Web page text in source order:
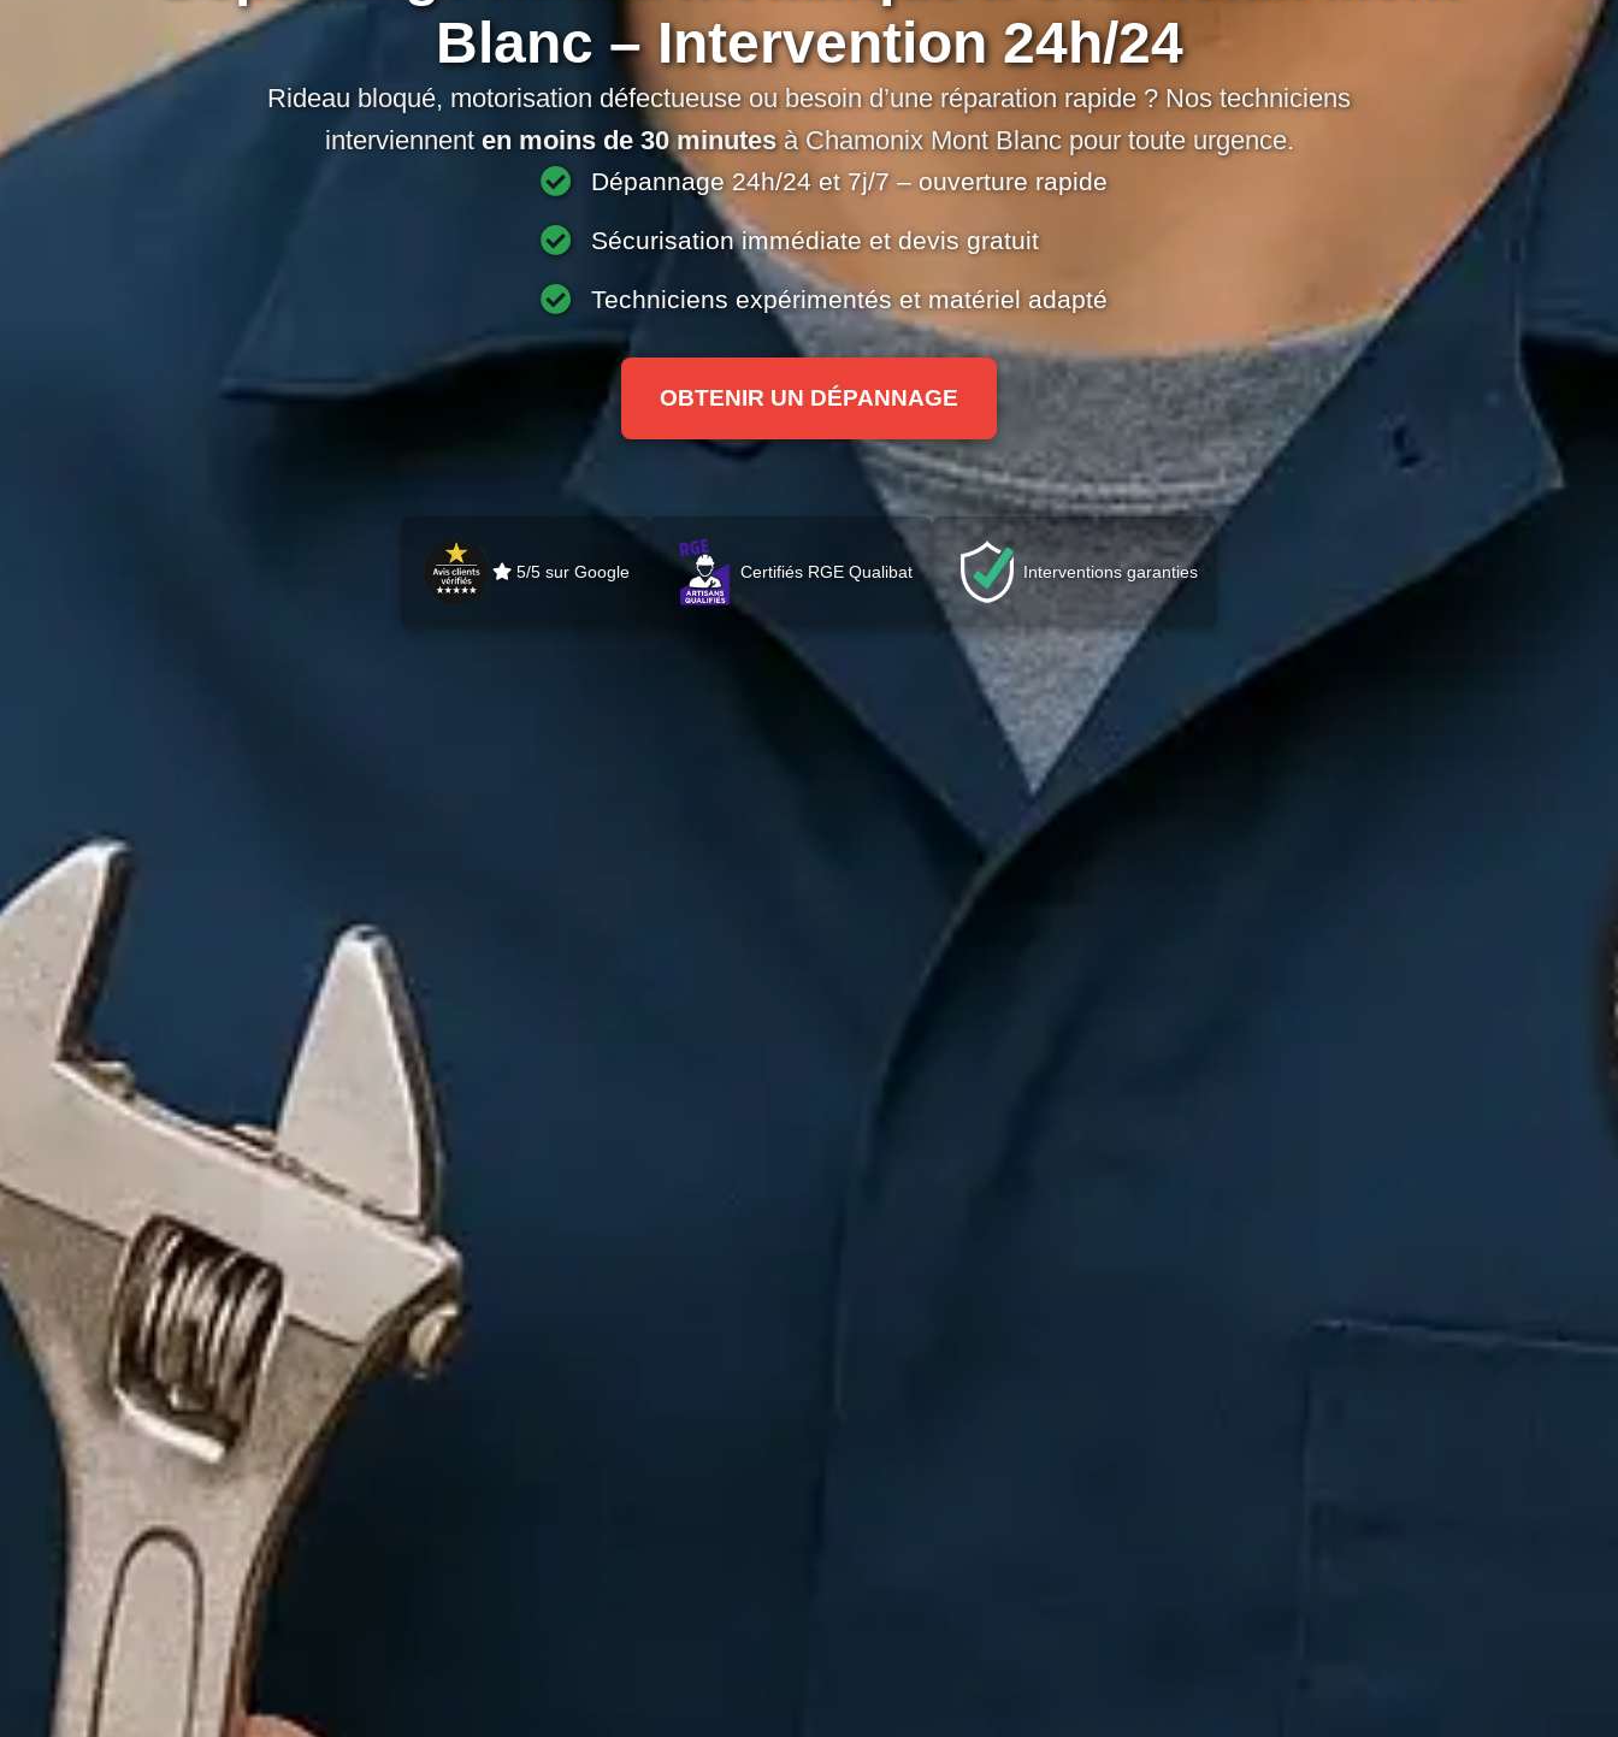
Blanc – Intervention 24h/24
Rideau bloqué, motorisation défectueuse ou besoin d’une réparation rapide ? Nos techniciens
interviennent en moins de 30 minutesà Chamonix Mont Blanc pour toute urgence.
Dépannage 24h/24 et 7j/7 – ouverture rapide
Sécurisation immédiate et devis gratuit
Techniciens expérimentés et matériel adapté
OBTENIR UN DÉPANNAGE
5/5 sur Google Certifiés RGE Qualibat Interventions garanties